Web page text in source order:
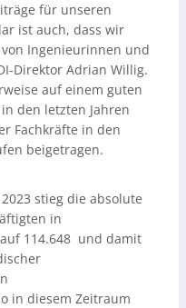
für unseren
ist auch, dass wir
Ingenieurinnen und
Direktor Adrian Willig.
auf einem guten
den letzten Jahren
Fachkräfte in den
beigetragen.
stieg die absolute
in
114.648 und damit
in diesem Zeitraum